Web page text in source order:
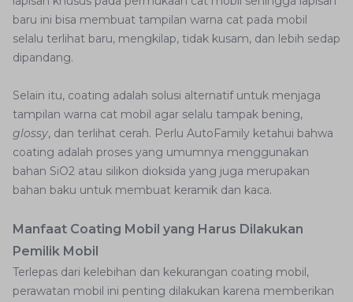
baru ini bisa membuat tampilan warna cat pada mobil
selalu terlihat baru, mengkilap, tidak kusam, dan lebih sedap
dipandang.
Selain itu, coating adalah solusi alternatif untuk menjaga
tampilan warna cat mobil agar selalu tampak bening,
glossy, dan terlihat cerah. Perlu AutoFamily ketahui bahwa
coating adalah proses yang umumnya menggunakan
bahan SiO2 atau silikon dioksida yang juga merupakan
bahan baku untuk membuat keramik dan kaca.
Manfaat Coating Mobil yang Harus Dilakukan
Pemilik Mobil
Terlepas dari kelebihan dan kekurangan coating mobil,
perawatan mobil ini penting dilakukan karena memberikan